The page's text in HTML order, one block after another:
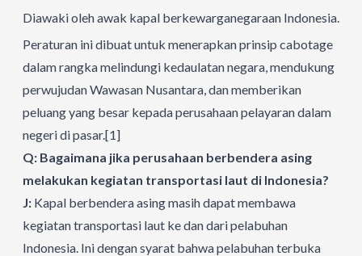
Diawaki oleh awak kapal berkewarganegaraan Indonesia.
Peraturan ini dibuat untuk menerapkan prinsip cabotage
dalam rangka melindungi kedaulatan negara, mendukung
perwujudan Wawasan Nusantara, dan memberikan
peluang yang besar kepada perusahaan pelayaran dalam
negeri di pasar.[1]
Q: Bagaimana jika perusahaan berbendera asing
melakukan kegiatan transportasi laut di Indonesia?
J: Kapal berbendera asing masih dapat membawa
kegiatan transportasi laut ke dan dari pelabuhan
Indonesia. Ini dengan syarat bahwa pelabuhan terbuka